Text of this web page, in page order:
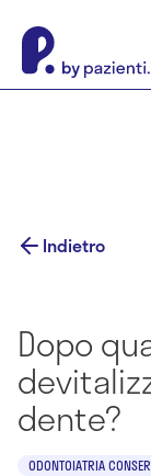
Indietro
Dopo
dente?
ODONTOIATRIA